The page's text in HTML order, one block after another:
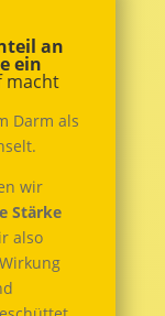
an
ein
macht
Darm als
wir
Stärke
also